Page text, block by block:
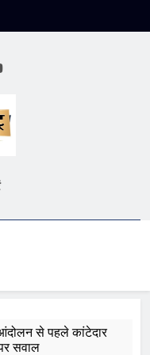
आंदोलन से पहले कांटेदार
सवाल